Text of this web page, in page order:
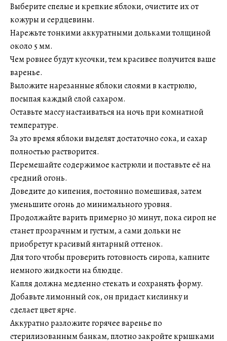
Выберите спелые и крепкие яблоки, очистите их от
кожуры и сердцевины.
Нарежьте тонкими аккуратными дольками толщиной
около 5 мм.
Чем ровнее будут кусочки, тем красивее получится ваше
варенье.
Выложите нарезанные яблоки слоями в кастрюлю,
посыпая каждый слой сахаром.
Оставьте массу настаиваться на ночь при комнатной
температуре.
За это время яблоки выделят достаточно сока, и сахар
полностью растворится.
Перемешайте содержимое кастрюли и поставьте её на
средний огонь.
Доведите до кипения, постоянно помешивая, затем
уменьшите огонь до минимального уровня.
Продолжайте варить примерно 30 минут, пока сироп не
станет прозрачным и густым, а сами дольки не
приобретут красивый янтарный оттенок.
Для того чтобы проверить готовность сиропа, капните
немного жидкости на блюдце.
Капля должна медленно стекать и сохранять форму.
Добавьте лимонный сок, он придаст кислинку и
сделает цвет ярче.
Аккуратно разложите горячее варенье по
стерилизованным банкам, плотно закройте крышками